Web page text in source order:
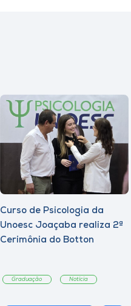
Curso de Psicologia da
Unoesc Joaçaba realiza 2ª
Cerimônia do Botton
Graduação Notícia